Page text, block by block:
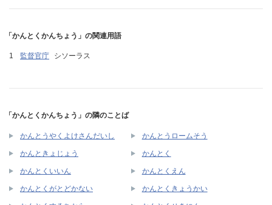
「かんとくかんちょう」の関連用語
監督官庁 シソーラス
「かんとくかんちょう」の隣のことば
かんとうやくよけさんだいし かんとうロームそう
かんときょじょう かんとく
かんとくいいん かんとくえん
かんとくがとどかない かんとくきょうかい